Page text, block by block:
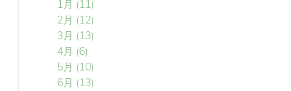
1月 (11)
2月 (12)
3月 (13)
4月 (6)
5月 (10)
6月 (13)